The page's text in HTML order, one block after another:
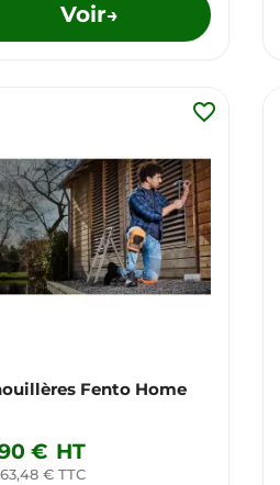
Voir→
Fento Home
€ HT
€ TTC
favorite_border